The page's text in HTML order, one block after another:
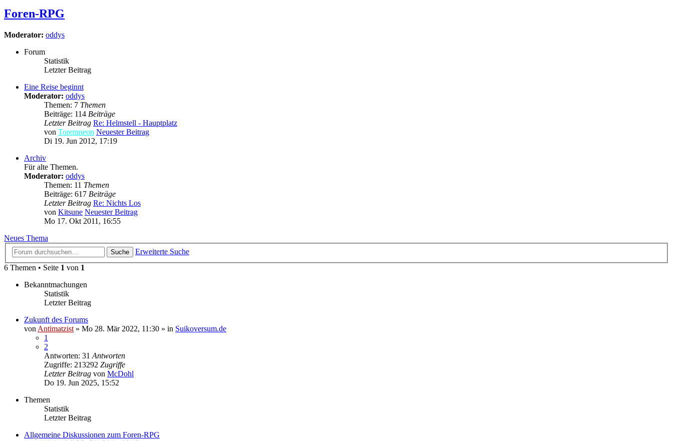
Foren-RPG
Moderator: oddys
Forum
Statistik
Letzter Beitrag
Eine Reise beginnt
Moderator: oddys
Themen: 7 Themen
Beiträge: 114 Beiträge
Letzter Beitrag Re: Helmstell - Hauptplatz
von Toremneon Neuester Beitrag
Di 19. Jun 2012, 17:19
Archiv
Für alte Themen.
Moderator: oddys
Themen: 11 Themen
Beiträge: 617 Beiträge
Letzter Beitrag Re: Nichts Los
von Kitsune Neuester Beitrag
Mo 17. Okt 2011, 16:55
Neues Thema
Suche
Erweiterte Suche
6 Themen • Seite 1 von 1
Bekanntmachungen
Statistik
Letzter Beitrag
Zukunft des Forums
von Antimatzist » Mo 28. Mär 2022, 11:30 » in Suikoversum.de
1
2
Antworten: 31 Antworten
Zugriffe: 213292 Zugriffe
Letzter Beitrag von McDohl
Do 19. Jun 2025, 15:52
Themen
Statistik
Letzter Beitrag
Allgemeine Diskussionen zum Foren-RPG